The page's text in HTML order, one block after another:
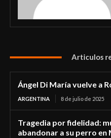
Articulos
Ángel Di María vuelve a
ARGENTINA 8 de julio de 2025
Tragedia por fidelidad:
abandonar a su perro en